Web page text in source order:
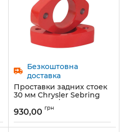
Безкоштовна
доставка
Проставки задних стоек
30 мм Chrysler Sebring
(1029-15-005/30)
Артикул: 1029-15-005/30
930,00 грн